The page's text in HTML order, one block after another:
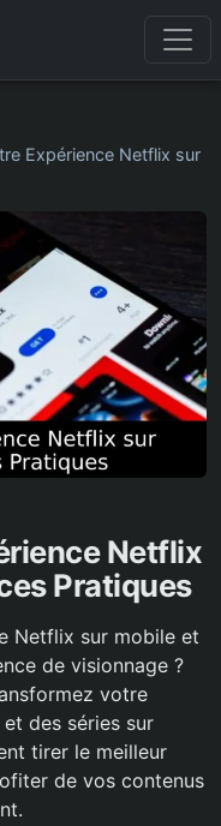
Expérience Netflix sur
Netflix
Pratiques
Netflix sur mobile et
de visionnage ?
votre
des séries sur
tirer le meilleur
de vos contenus